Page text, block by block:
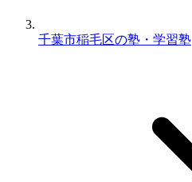
千葉市稲毛区の塾・学習塾